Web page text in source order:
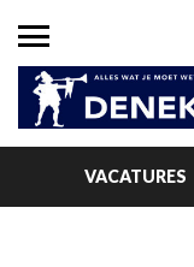
VACATURES